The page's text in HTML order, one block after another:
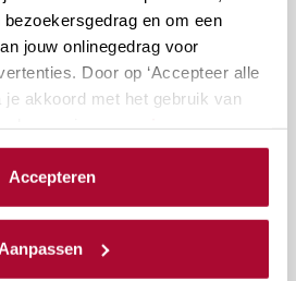
en om een
jouw onlinegedrag voor
Door op ‘Accepteer alle
je akkoord met het gebruik van
23 derdendie uw gegevens
Accepteren
Aanpassen